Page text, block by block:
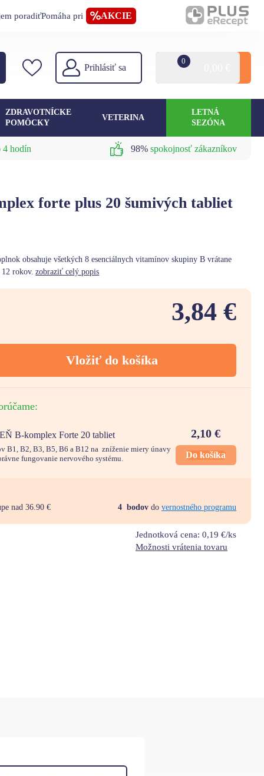
poradiťPomáha pri AKCIE
Prihlásiť sa
0
ZDRAVOTNÍCKE
POMÔCKY
VETERINA
LETNÁ
SEZÓNA
4 hodín 98% spokojnosť zákazníkov
forte plus 20 šumivých tabliet
obsahuje všetkých 8 esenciálnych vitamínov skupiny B vrátane
rokov. zobraziť celý popis
3,84 €
Vložiť do košíka
B-komplex Forte 20 tabliet
B1, B2, B3, B5, B6 a B12 na zníženie miery únavy
fungovanie nervového systému.
2,10 €
Do košíka
nad 36.90 € 4 bodovdo vernostného programu
Jednotková cena: 0,19 €/ks
Možnosti vrátenia tovaru